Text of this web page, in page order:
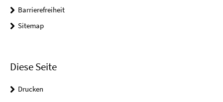
Barrierefreiheit
Sitemap
Diese Seite
Drucken